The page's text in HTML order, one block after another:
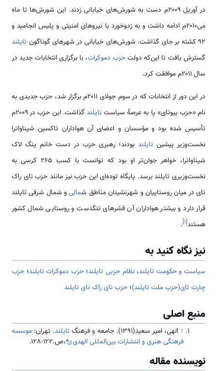
در آوریل ۲۰۰۹م دست به شورش‌های خیابانی زدند. این شورش‌ها تا ماه
می۲۰۱۰م ادامه داشت و به زدوخورد با نیروهای امنیتی و پلیس انجامید و
۹۲ کشته بر جای گذاشت. شورش‌های خیابانی در شهرهای گوناگون
تایلند
گسترش یافت تا این‌که دولتحزب دموکرات، با برگزاری انتخابات جدید در
سال ۲۰۱۱م موافقت کرد.
در این دور از انتخابات که در سوم جولای ۲۰۱۱م برگزار شد، حزب جدیدی به
نام «حزب پیوتای» پا به عرصهٔ سیاست تایلند
گذاشت. این حزب در ۲۰۰۹م
تأسیس شده بود و مؤسسان و اعضای آن هواداران تاکسین شیناواترا
نخست‌وزیر پیشین تایلند بودند؛ رهبری حزب در دست خانم ینگ لاک
شیناواترا، خواهر جوان‌تر او بود که توانست با کسب ۲۶۵ کرسی به
نخست‌وزیری تایلند برسد. پایگاه توده‌ای این حزب نیز مانند حزب تای راک
تای در میان روستاییان و شهرنشینان مناطق شمالیو شمال شرقی تایلند
قرار دارد و بیشتر هواداران آن قشرهای تنگدست و روستایی شمال کشور
هستند[۱]
.
نیز نگاه کنید به
سیاست و حکومت تایلند،نظام حزبی تایلند؛حزب دموکرات تایلند؛ حزب
چارت تای(حزب ملت تایلند)؛ حزب تای راک تای تایلند
منبع اصلی
↑ الهی، امیر سعید(1391). جامعه و فرهنگ تایلند. تهران: موسسه
فرهنگی هنری و انتشارات بین‌المللی الهدی
،ص.122-128.
نویسنده مقاله